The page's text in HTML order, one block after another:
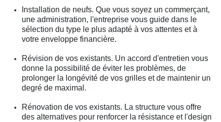
Installation de neufs. Que vous soyez un commerçant,
une administration, l'entreprise vous guide dans le
sélection du type le plus adapté à vos attentes et à
votre enveloppe financière.
Révision de vos existants. Un accord d'entretien vous
donne la possibilité de éviter les problèmes, de
prolonger la longévité de vos grilles et de maintenir un
degré de maximal.
Rénovation de vos existants. La structure vous offre
des alternatives pour renforcer la résistance et l'design